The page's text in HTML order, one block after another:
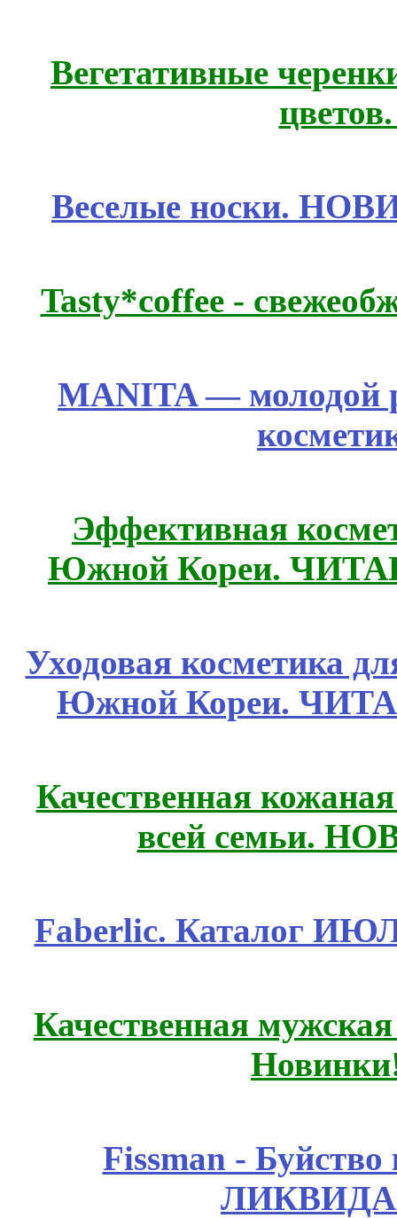
Вегетативные
Веселые носки.
Tasty*coffee -
MANITA — молодой
Эффективная
Южной Кореи.
Уходовая косметика
Южной Кореи.
Качественная
всей семьи.
Faberlic. Каталог
Качественная
Fissmаn -